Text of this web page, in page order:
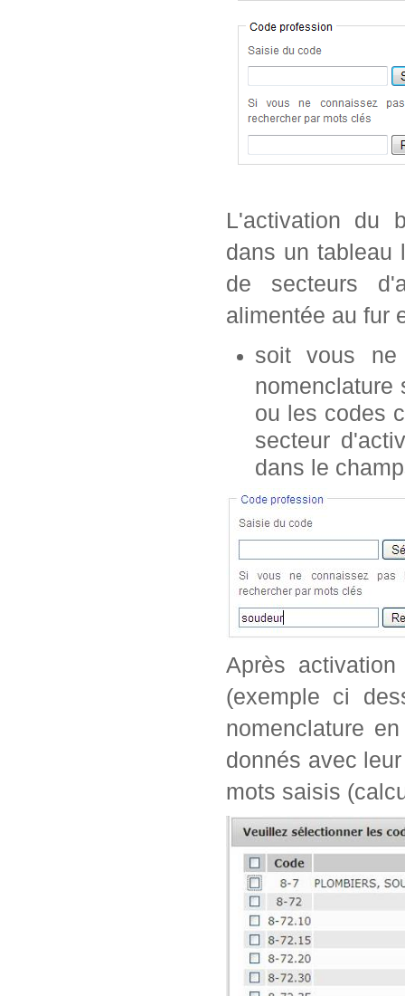
L'activation du
dans un tableau
de secteurs
alimentée au fur
soit vous
nomenclature
ou les codes
secteur
dans le
Après
(exemple ci
nomenclature
donnés avec
mots saisis